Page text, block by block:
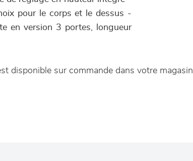
pour le corps et le dessus -
en version 3 portes, longueur
disponible sur commande dans votre magasin